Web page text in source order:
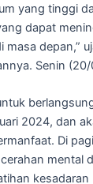
yang tinggi
dapat
masa depan,”
Senin
2024, dan
Di
mental